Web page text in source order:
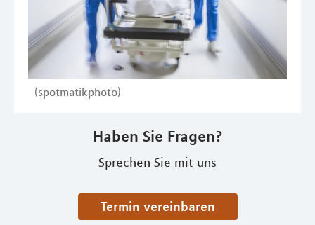
(spotmatikphoto)
Haben Sie Fragen?
Sprechen Sie mit uns
Termin vereinbaren